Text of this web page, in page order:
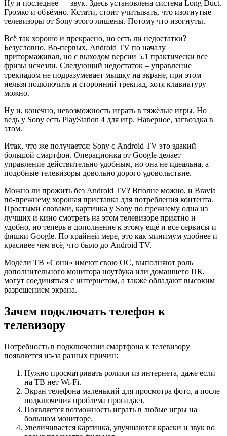
Ну и последнее — звук. Здесь установлена система Long Duct.
Громко и объёмно. Кстати, стоит учитывать, что изогнутые
телевизоры от Sony этого лишены. Потому что изогнуты.
Всё так хорошо и прекрасно, но есть ли недостатки?
Безусловно. Во-первых, Android TV по началу
притормаживал, но с выходом версии 5.1 практически все
фризы исчезли. Следующий недостаток – управление
трекпадом не подразумевает мышку на экране, при этом
нельзя подключить и сторонний трекпад, хотя клавиатуру
можно.
Ну и, конечно, невозможность играть в тяжёлые игры. Но
ведь у Sony есть PlayStation 4 для игр. Наверное, загвоздка в
этом.
Итак, что же получается: Sony с Android TV это эдакий
большой смартфон. Операционка от Google делает
управление действительно удобным, но она не идеальна, а
подобные телевизоры довольно дорого удовольствие.
Можно ли прожить без Android TV? Вполне можно, и Bravia
по-прежнему хорошая приставка для потребления контента.
Простыми словами, картинка у Sony по прежнему одна из
лучших и кино смотреть на этом телевизоре приятно и
удобно, но теперь в дополнение к этому ещё и все сервисы и
фишки Google. По крайней мере, это как минимум удобнее и
красивее чем всё, что было до Android TV.
Модели ТВ «Сони» имеют свою ОС, выполняют роль
дополнительного монитора ноутбука или домашнего ПК,
могут соединяться с интернетом, а также обладают высоким
разрешением экрана.
Зачем подключать телефон к
телевизору
Потребность в подключении смартфона к телевизору
появляется из-за разных причин:
Нужно просматривать ролики из интернета, даже если
на ТВ нет Wi-Fi.
Экран телефона маленький для просмотра фото, а после
подключения проблема пропадает.
Появляется возможность играть в любые игры на
большом мониторе.
Увеличивается картинка, улучшаются краски и звук во